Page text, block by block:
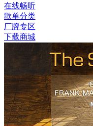
在线畅听
歌单分类
厂牌专区
下载商城